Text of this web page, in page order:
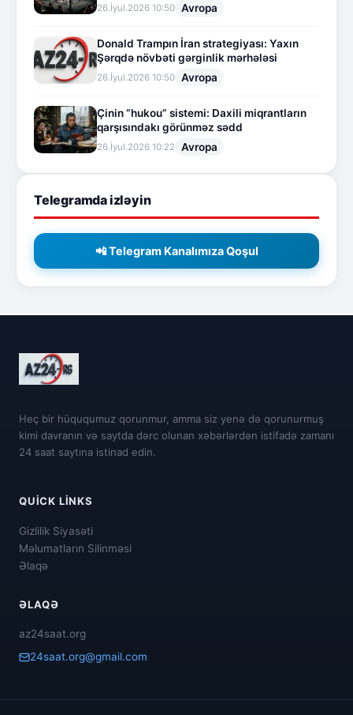
26.İyul.2026 10:50 Avropa
Donald Trampın İran strategiyası: Yaxın
Şərqdə növbəti gərginlik mərhələsi
26.İyul.2026 10:50 Avropa
Çinin “hukou” sistemi: Daxili miqrantların
qarşısındakı görünməz sədd
26.İyul.2026 10:22 Avropa
Telegramda izləyin
📲 Telegram Kanalımıza Qoşul
Heç bir hüququmuz qorunmur, amma siz yenə də qorunurmuş
kimi davranın və saytda dərc olunan xəbərlərdən istifadə zamanı
24 saat saytına istinad edin.
QUICK LINKS
Gizlilik Siyasəti
Məlumatların Silinməsi
Əlaqə
ƏLAQƏ
az24saat.org
24saat.org@gmail.com